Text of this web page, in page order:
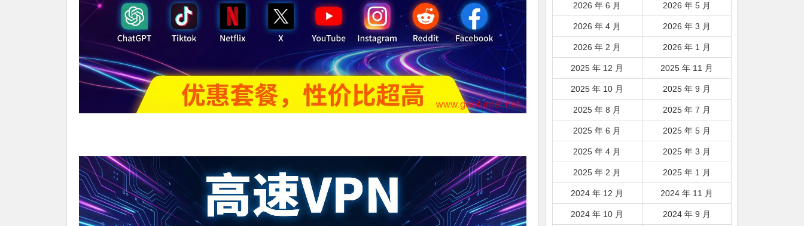
2026 年 6 月 2026 年 5 月
2026 年 4 月 2026 年 3 月
2026 年 2 月 2026 年 1 月
2025 年 12 月 2025 年 11 月
2025 年 10 月 2025 年 9 月
2025 年 8 月 2025 年 7 月
2025 年 6 月 2025 年 5 月
2025 年 4 月 2025 年 3 月
2025 年 2 月 2025 年 1 月
2024 年 12 月 2024 年 11 月
2024 年 10 月 2024 年 9 月